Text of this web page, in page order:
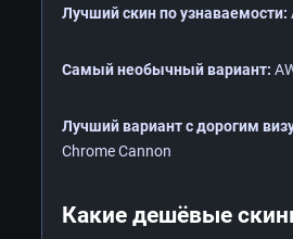
Лучший скин по узнаваемости:
Самый необычный вариант:
Лучший вариант с дорогим
Chrome Cannon
Какие дешёвые